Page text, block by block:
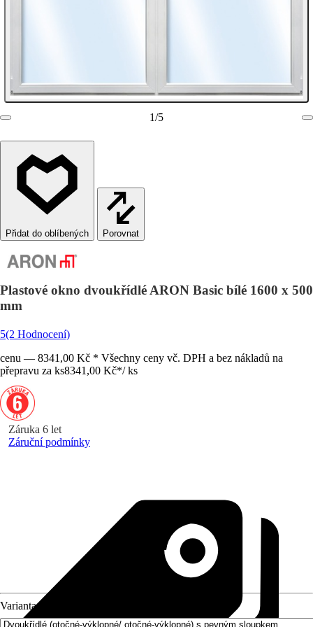
1/5
Porovnat
Plastové okno dvoukřídlé ARON Basic bílé 1600 x 500
mm
5(2 Hodnocení)
cenu — 8341,00 Kč * Všechny ceny vč. DPH a bez nákladů na
přepravu za ks8341,00 Kč*/ ks
Záruka 6 let
Záruční podmínky
Varianta